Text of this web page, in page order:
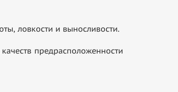
ловкости и выносливости.
предрасположенности